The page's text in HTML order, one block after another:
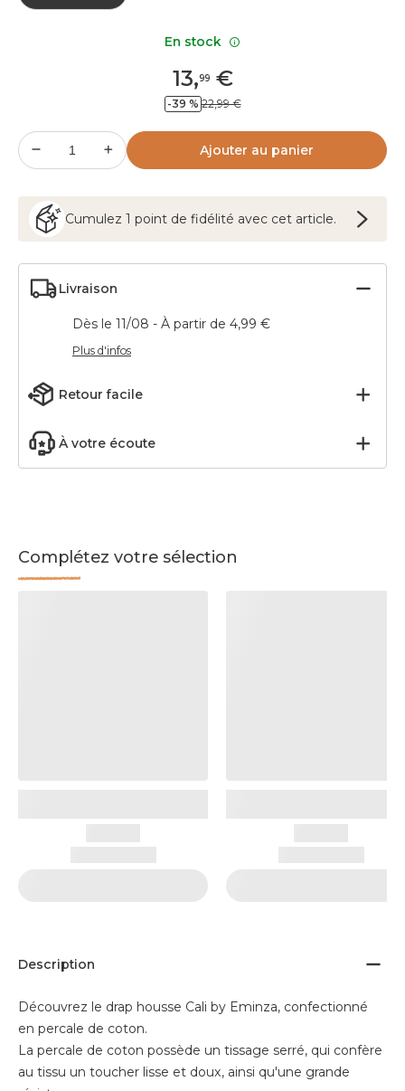
13,99€
-39 % 22,99 €
Ajouter au panier
Cumulez 1 point de fidélité avec cet article.
Livraison
Dès le 11/08 - À partir de 4,99 €
Plus d'infos
Retour facile
À votre écoute
Complétez votre sélection
Description
Découvrez le drap housse Cali by Eminza, confectionné
en percale de coton.
La percale de coton possède un tissage serré, qui confère
au tissu un toucher lisse et doux, ainsi qu'une grande